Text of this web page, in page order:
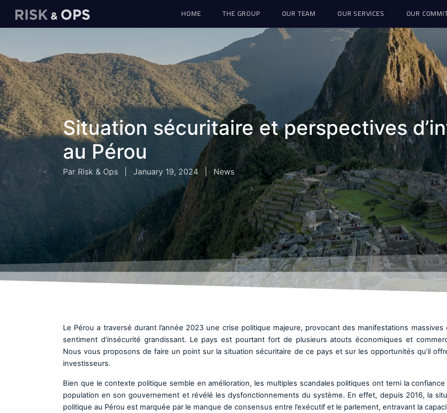
HOME THE GROUP OUR TEAM OUR SERVICES OUR
Situation sécuritaire et perspectives
au Pérou
Par Risk & Ops January 19, 2024 News
Le Pérou a traversé durant l’année 2023 une crise politique majeure, provocant des manifestations massives
sentiment d’insécurité grandissant. Le pays est pourtant fort de plusieurs atouts économiques et
Nous vous proposons de faire un point sur la situation sécuritaire de ce pays et sur les opportunités qu’il
investisseurs.
Bien que le contexte politique semble en amélioration, les multiples scandales politiques ont terni la confiance
population en son gouvernement et révélé les dysfonctionnements du système. En effet, depuis 2016, la
politique au Pérou est marquée par le manque de consensus entre l’exécutif et le parlement, entravant la